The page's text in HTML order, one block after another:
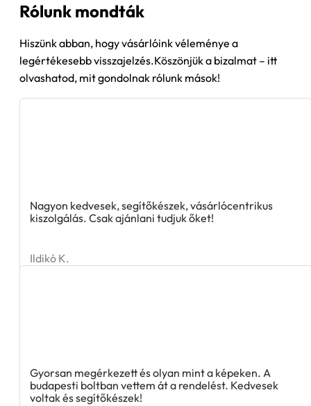
Rólunk mondták
Hiszünk abban, hogy vásárlóink véleménye a
legértékesebb visszajelzés.Köszönjük a bizalmat – itt
olvashatod, mit gondolnak rólunk mások!
Nagyon kedvesek, segítőkészek, vásárlócentrikus
kiszolgálás. Csak ajánlani tudjuk őket!
Ildikó K.
Gyorsan megérkezett és olyan mint a képeken. A
budapesti boltban vettem át a rendelést. Kedvesek
voltak és segítőkészek!